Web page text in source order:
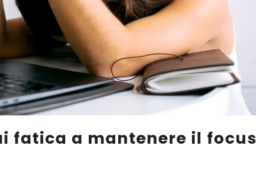
fatica a mantenere il focus